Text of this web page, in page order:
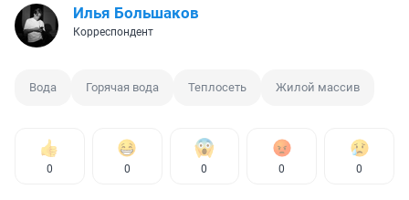
Илья Большаков
Корреспондент
Вода Горячая вода Теплосеть Жилой массив
0 0 0 0 0